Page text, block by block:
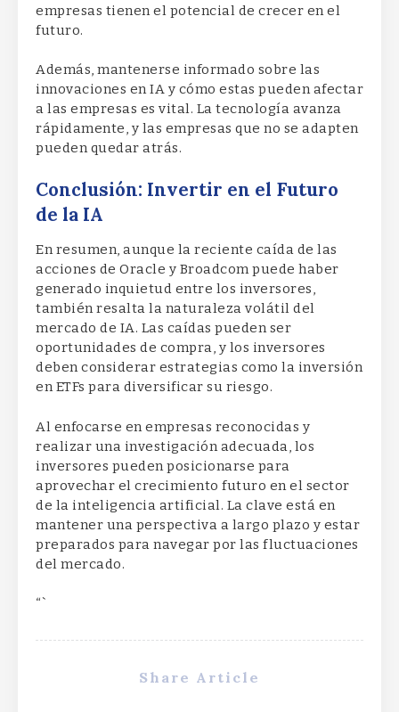
empresas tienen el potencial de crecer en el
futuro.
Además, mantenerse informado sobre las
innovaciones en IA y cómo estas pueden afectar
a las empresas es vital. La tecnología avanza
rápidamente, y las empresas que no se adapten
pueden quedar atrás.
Conclusión: Invertir en el Futuro
de la IA
En resumen, aunque la reciente caída de las
acciones de Oracle y Broadcom puede haber
generado inquietud entre los inversores,
también resalta la naturaleza volátil del
mercado de IA. Las caídas pueden ser
oportunidades de compra, y los inversores
deben considerar estrategias como la inversión
en ETFs para diversificar su riesgo.
Al enfocarse en empresas reconocidas y
realizar una investigación adecuada, los
inversores pueden posicionarse para
aprovechar el crecimiento futuro en el sector
de la inteligencia artificial. La clave está en
mantener una perspectiva a largo plazo y estar
preparados para navegar por las fluctuaciones
del mercado.
“`
Share Article